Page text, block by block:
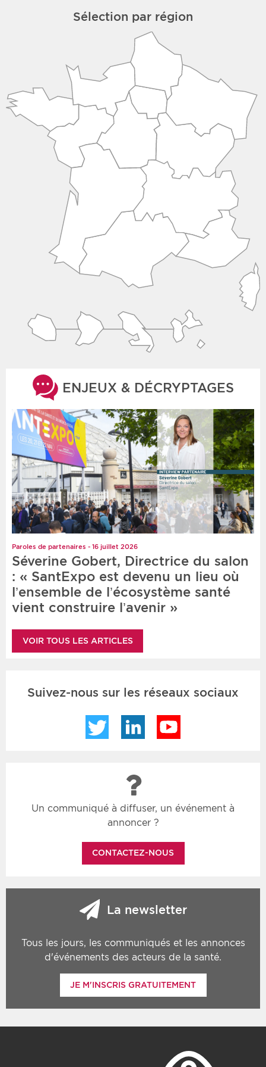
Sélection par région
ENJEUX & DÉCRYPTAGES
Paroles de partenaires - 16 juillet 2026
Séverine Gobert, Directrice du salon
: « SantExpo est devenu un lieu où
l’ensemble de l’écosystème santé
vient construire l’avenir »
VOIR TOUS LES ARTICLES
Suivez-nous sur les réseaux sociaux
Twitter LinkedIn
Un communiqué à diffuser, un événement à
annoncer ?
CONTACTEZ-NOUS
La newsletter
Tous les jours, les communiqués et les annonces
d'événements des acteurs de la santé.
JE M'INSCRIS GRATUITEMENT